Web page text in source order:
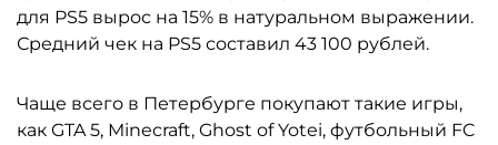
для PS5 вырос на 15% в натуральном выражении.
Средний чек на PS5 составил 43 100 рублей.
Чаще всего в Петербурге покупают такие игры,
как GTA 5, Minecraft, Ghost of Yotei, футбольный FC